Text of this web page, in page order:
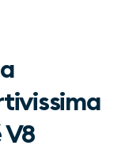
V8